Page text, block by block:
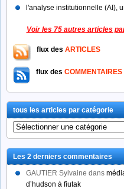
l'analyse institutionnelle (AI),
Voir les 75 autres articles
flux des ARTICLES
flux des COMMENTAIRES
tous les articles par catégorie
tous
les
articles
par
catégorie
Les 2 derniers commentaires
GAUTIER Sylvaine dans
d’hudson à fiutak